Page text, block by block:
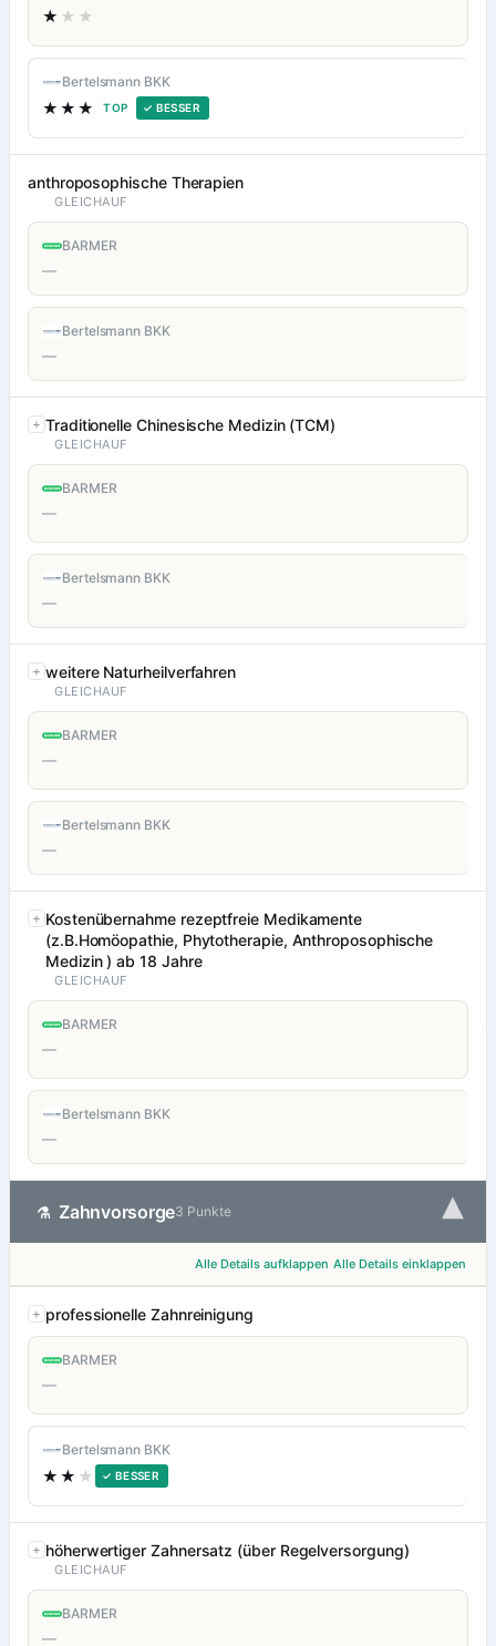
★ ★★
Bertelsmann BKK
★★★ TOP ✓ BESSER
anthroposophische Therapien
GLEICHAUF
BARMER
—
Bertelsmann BKK
—
Traditionelle Chinesische Medizin (TCM)
GLEICHAUF
BARMER
—
Bertelsmann BKK
—
weitere Naturheilverfahren
GLEICHAUF
BARMER
—
Bertelsmann BKK
—
Kostenübernahme rezeptfreie Medikamente
(z.B.Homöopathie, Phytotherapie, Anthroposophische
Medizin ) ab 18 Jahre
GLEICHAUF
BARMER
—
Bertelsmann BKK
—
⚗ Zahnvorsorge3 Punkte ▾
Alle Details aufklappen Alle Details einklappen
professionelle Zahnreinigung
BARMER
—
Bertelsmann BKK
★★ ★ ✓ BESSER
höherwertiger Zahnersatz (über Regelversorgung)
GLEICHAUF
BARMER
—